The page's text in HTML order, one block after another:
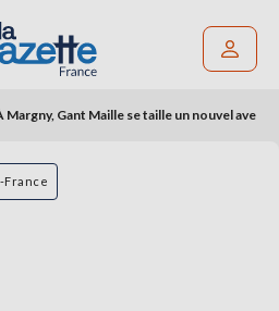
Margny, Gant Maille se taille un nouvel avenir
France